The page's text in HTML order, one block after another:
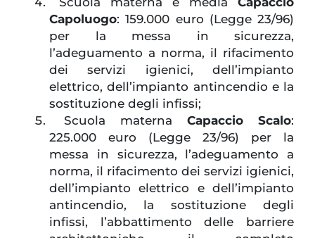
Capoluogo: 159.000 euro (Legge 23/96)
per la messa in sicurezza,
l’adeguamento a norma, il rifacimento
dei servizi igienici, dell’impianto
elettrico, dell’impianto antincendio e la
sostituzione degli infissi;
Scuola materna Capaccio Scalo:
225.000 euro (Legge 23/96) per la
messa in sicurezza, l’adeguamento a
norma, il rifacimento dei servizi igienici,
dell’impianto elettrico e dell’impianto
antincendio, la sostituzione degli
infissi, l’abbattimento delle barriere